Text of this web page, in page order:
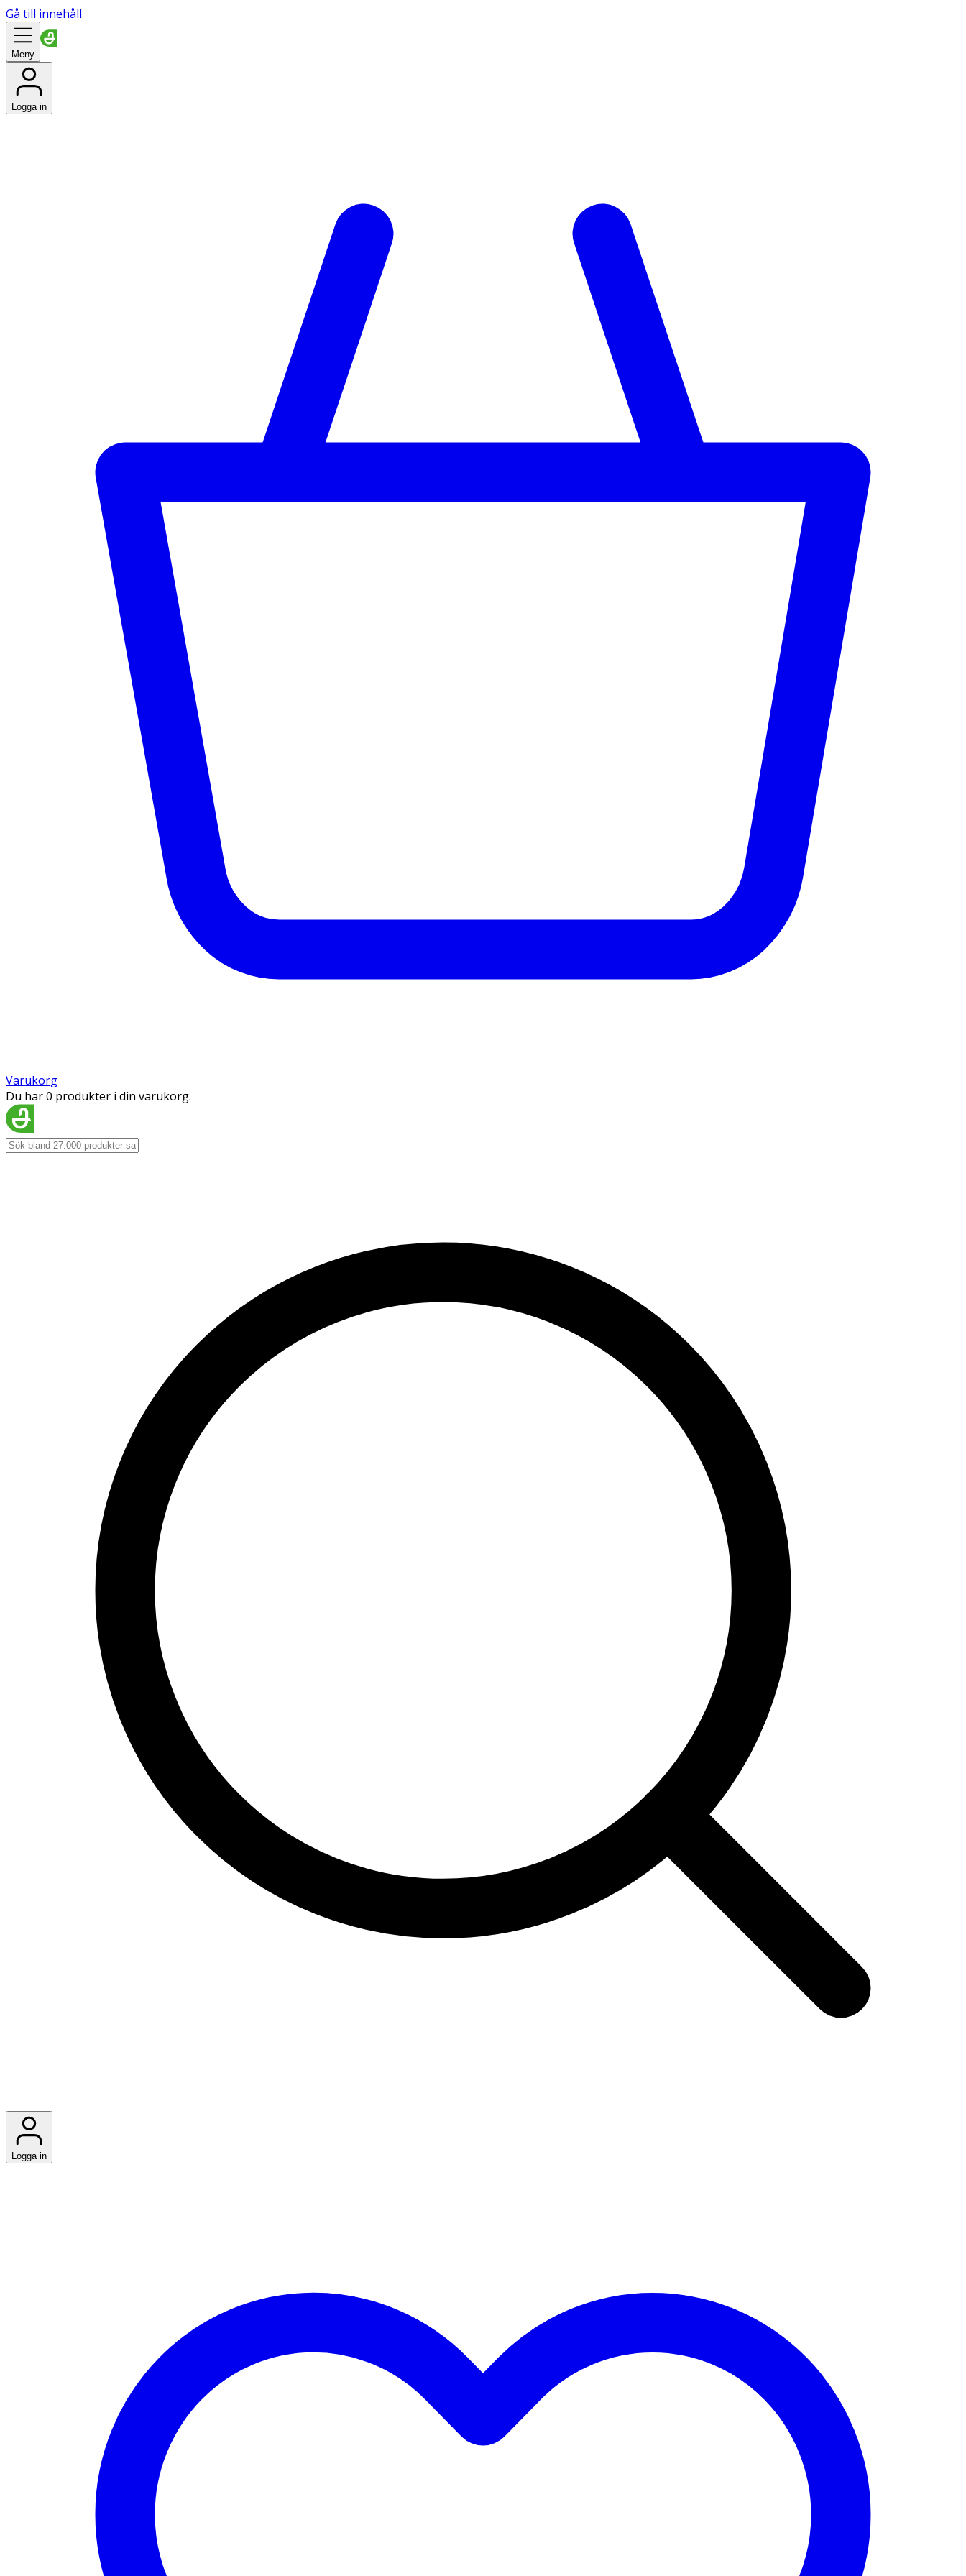
Gå till innehåll
Meny
Logga in
Varukorg
Du har 0 produkter i din varukorg.
Logga in